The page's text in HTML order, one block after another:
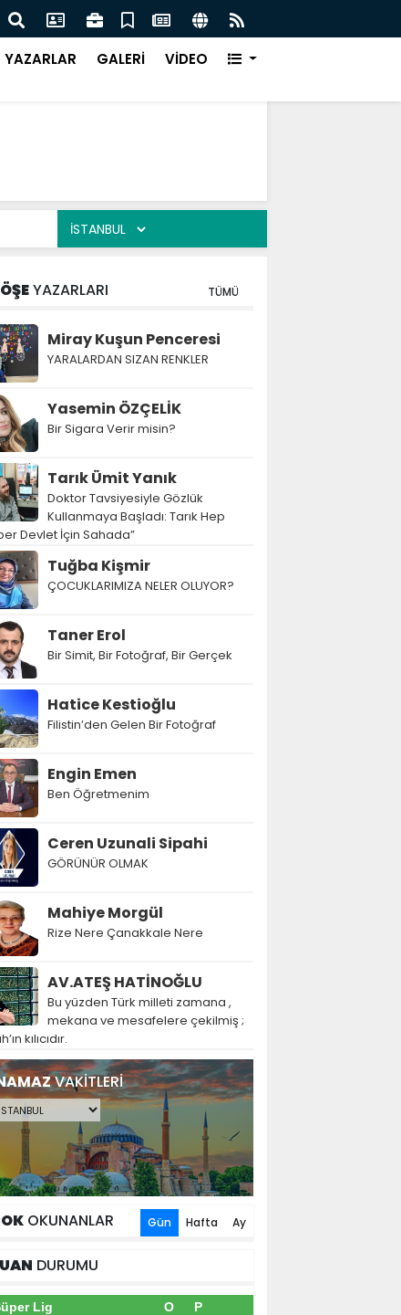
Müziği Rüzgarı Esecek.
YAZARLAR GALERİ VİDEO
YAZARLARI TÜMÜ
Miray Kuşun Penceresi
YARALARDAN SIZAN RENKLER
Yasemin ÖZÇELİK
Bir Sigara Verir misin?
Tarık Ümit Yanık
Doktor Tavsiyesiyle Gözlük
Kullanmaya Başladı: Tarık Hep
Devlet İçin Sahada”
Tuğba Kişmir
ÇOCUKLARIMIZA NELER OLUYOR?
Taner Erol
Bir Simit, Bir Fotoğraf, Bir Gerçek
Hatice Kestioğlu
Filistin’den Gelen Bir Fotoğraf
Engin Emen
Ben Öğretmenim
Ceren Uzunali Sipahi
GÖRÜNÜR OLMAK
Mahiye Morgül
Rize Nere Çanakkale Nere
AV.ATEŞ HATİNOĞLU
Bu yüzden Türk milleti zamana ,
mekana ve mesafelere çekilmiş ;
kılıcıdır.
VAKİTLERİ
OKUNANLAR Gün Hafta Ay
DURUMU
Lig O P